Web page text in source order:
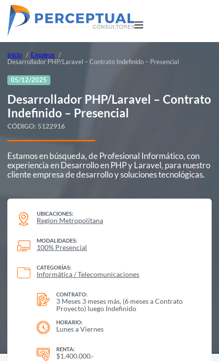
Inicio
Empleos
Desarrollador PHP/Laravel – Contrato Indefinido – Presencial
05/12/2025
Desarrollador PHP/Laravel – Contrato
Indefinido – Presencial
CÓDIGO: 5122916
Estamos en búsqueda, de Profesional Informático, con
experiencia en Desarrollo en PHP y Laravel, para nuestro
cliente empresa de desarrollo y soluciones tecnológicas.
UBICACIONES:
Region Metropolitana
MODALIDADES:
100% Presencial
CATEGORÍAS:
Informática / Telecomunicaciones
CONTRATO:
3 Meses 3 meses más, (6 meses a Contrato
Proyecto) luego Indefinido
HORARIO:
Lunes a Viernes
RENTA:
$1.400.000.-